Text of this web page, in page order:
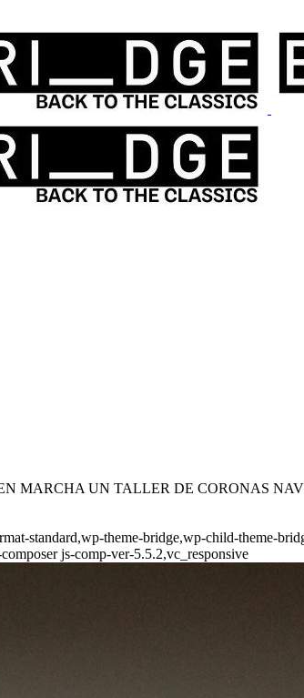
EN MARCHA UN TALLER DE CORONAS
standard,wp-theme-bridge,wp-child-theme-
js-comp-ver-5.5.2,vc_responsive